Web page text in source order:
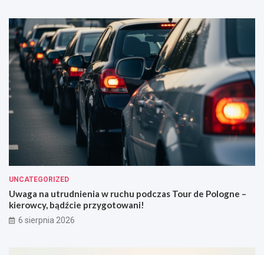
UNCATEGORIZED
Uwaga na utrudnienia w ruchu podczas Tour de Pologne –
kierowcy, bądźcie przygotowani!
6 sierpnia 2026